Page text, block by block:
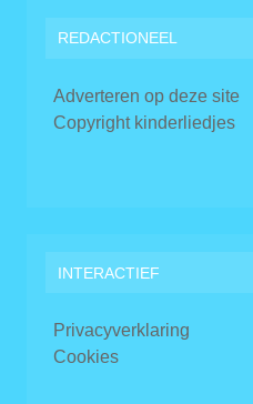
REDACTIONEEL
Adverteren op deze site
Copyright kinderliedjes
INTERACTIEF
Privacyverklaring
Cookies